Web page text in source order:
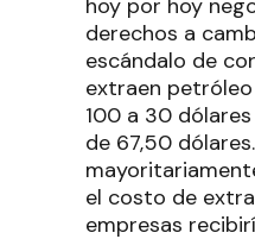
hoy por hoy
derechos a
escándalo de
extraen
100 a 30
de 67,50
el costo de
empresas